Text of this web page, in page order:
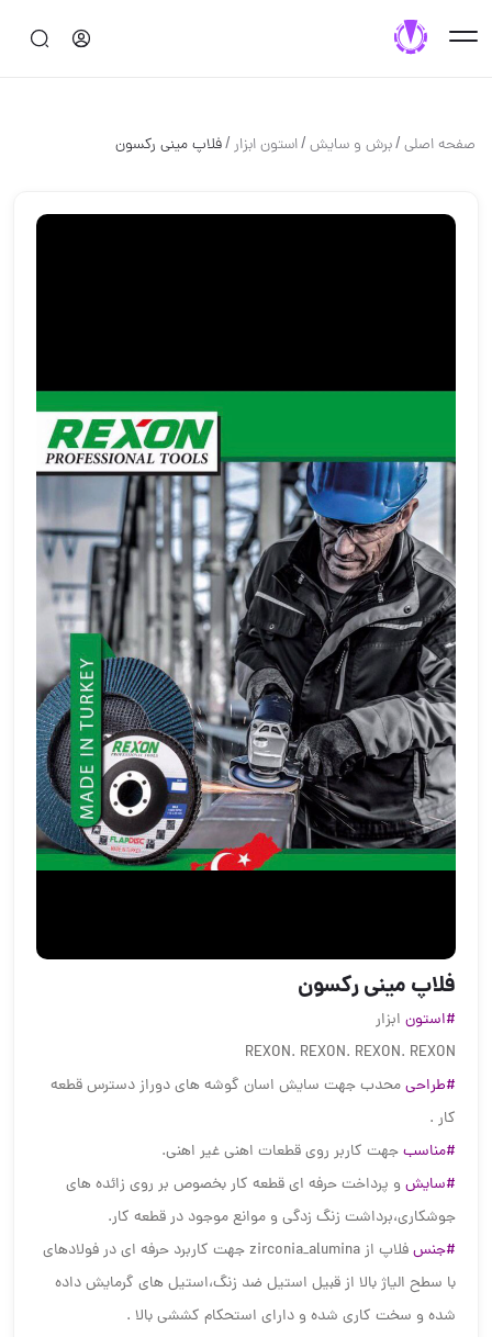
صفحه اصلی/برش و سايش/استون ابزار/فلاپ مینی رکسون
فلاپ مینی رکسون
#استون ابزار
REXON. REXON. REXON. REXON
#طراحیمحدب جهت سایش اسان گوشه های دوراز دسترس قطعه
کار .
#مناسبجهت کاربر روی قطعات اهنی غیر اهنی.
#سایش و پرداخت حرفه ای قطعه کار بخصوص بر روی زائده های
جوشکاری،برداشت زنگ زدگی و موانع موجود در قطعه کار.
#جنس
فلاپ از zirconia_alumina جهت کاربرد حرفه ای در فولادهای
با سطح الیاژ بالا از قبیل استیل ضد زنگ،استیل های گرمایش داده
شده و سخت کاری شده و دارای استحکام کششی بالا .